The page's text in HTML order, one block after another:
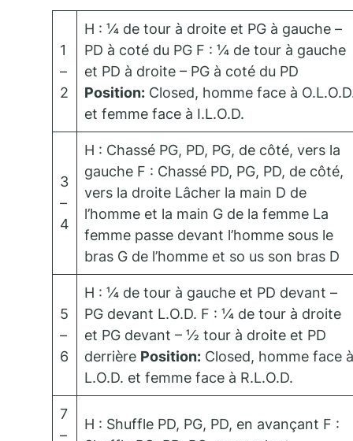
1
–
2
H : ¼ de tour à droite et PG à gauche –
PD à coté du PG F : ¼ de tour à gauche
et PD à droite – PG à coté du PD
Position: Closed, homme face à
et femme face à I.L.O.D.
3
–
4
H : Chassé PG, PD, PG, de côté, vers la
gauche F : Chassé PD, PG, PD, de côté,
vers la droite Lâcher la main D de
l’homme et la main G de la femme La
femme passe devant l’homme sous le
bras G de l’homme et so us son bras D
5
–
6
H : ¼ de tour à gauche et PD devant –
PG devant L.O.D. F : ¼ de tour à droite
et PG devant – ½ tour à droite et PD
derrière Position: Closed, homme face à
L.O.D. et femme face à R.L.O.D.
7
–
H : Shuffle PD, PG, PD, en avançant F :